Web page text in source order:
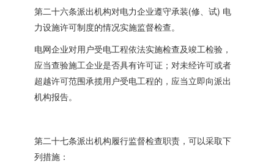
第二十六条派出机构对电力企业遵守承装(修、试) 电
力设施许可制度的情况实施监督检查。
电网企业对用户受电工程依法实施检查及竣工检验，
应当查验施工企业是否具有许可证；对未经许可或者
超越许可范围承揽用户受电工程的，应当立即向派出
机构报告。
第二十七条派出机构履行监督检查职责，可以采取下
列措施：